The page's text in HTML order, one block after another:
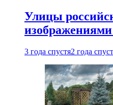
Улицы
изображениями
3 года спустя2 года